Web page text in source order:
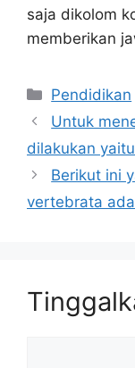
saja dikolom
memberikan
Kategori
Pendidikan
Untuk
dilakukan
Berikut ini
vertebrata